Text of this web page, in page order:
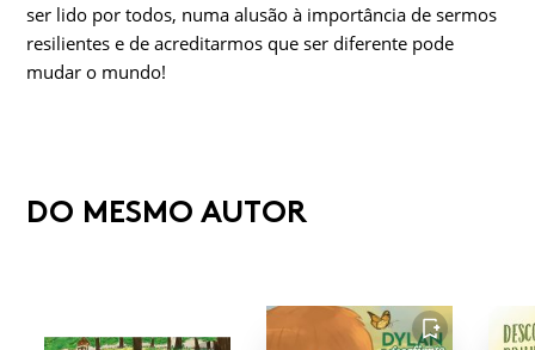
ser lido por todos, numa alusão à importância de sermos
resilientes e de acreditarmos que ser diferente pode
mudar o mundo!
DO MESMO AUTOR